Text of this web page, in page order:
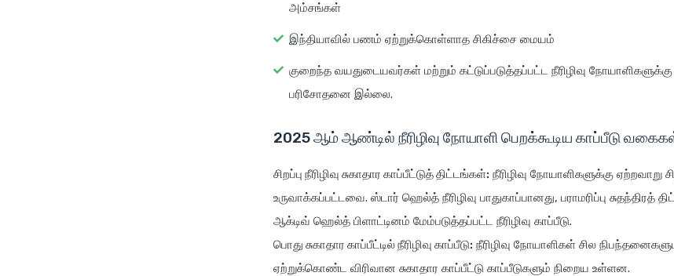
அம்சங்கள்
இந்தியாவில் பணம் ஏற்றுக்கொள்ளாத சிகிச்சை மையம்
குறைந்த வயதுடையவர்கள் மற்றும் கட்டுப்படுத்தப்பட்ட நீரிழிவு நோயாளிகளுக்கு
பரிசோதனை இல்லை.
2025 ஆம் ஆண்டில் நீரிழிவு நோயாளி பெறக்கூடிய காப்பீடு
சிறப்பு நீரிழிவு சுகாதார காப்பீட்டுத் திட்டங்கள்: நீரிழிவு நோயாளிகளுக்கு ஏற்றவாறு
உருவாக்கப்பட்டவை. ஸ்டார் ஹெல்த் நீரிழிவு பாதுகாப்பானது, பராமரிப்பு சுதந்திரத்
ஆக்டிவ் ஹெல்த் பிளாட்டினம் மேம்படுத்தப்பட்ட நீரிழிவு காப்பீடு.
பொது சுகாதார காப்பீட்டில் நீரிழிவு காப்பீடு: நீரிழிவு நோயாளிகள் சில
ஏற்றுக்கொண்ட விரிவான சுகாதார காப்பீட்டு காப்பீடுகளும் நிறைய உள்ளன.